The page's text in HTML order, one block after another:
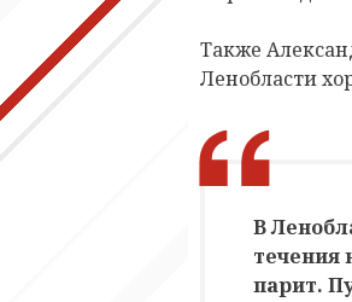
Также
Ленобласти
В
течения
парит.